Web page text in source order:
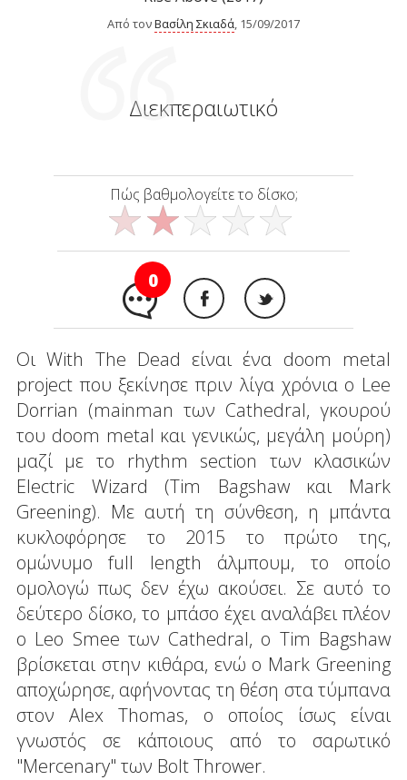
Από τονΒασίλη Σκιαδά, 15/09/2017
Διεκπεραιωτικό
Πώς βαθμολογείτε το δίσκο;
0
Οι With The Dead είναι ένα doom metal
project που ξεκίνησε πριν λίγα χρόνια ο Lee
Dorrian (mainman των Cathedral, γκουρού
του doom metal και γενικώς, μεγάλη μούρη)
μαζί με το rhythm section των κλασικών
Electric Wizard (Τim Bagshaw και Mark
Greening). Με αυτή τη σύνθεση, η μπάντα
κυκλοφόρησε το 2015 το πρώτο της,
ομώνυμο full length άλμπουμ, το οποίο
ομολογώ πως δεν έχω ακούσει. Σε αυτό το
δεύτερο δίσκο, το μπάσο έχει αναλάβει πλέον
ο Leo Smee των Cathedral, ο Τim Bagshaw
βρίσκεται στην κιθάρα, ενώ ο Mark Greening
αποχώρησε, αφήνοντας τη θέση στα τύμπανα
στον Αlex Thomas, ο οποίος ίσως είναι
γνωστός σε κάποιους από το σαρωτικό
"Mercenary" των Bolt Thrower.